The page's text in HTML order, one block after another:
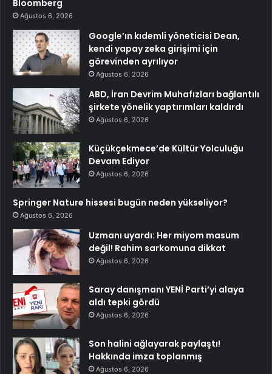
Bloomberg
Ağustos 6, 2026
Google’ın kıdemli yöneticisi Dean,
kendi yapay zeka girişimi için
görevinden ayrılıyor
Ağustos 6, 2026
ABD, İran Devrim Muhafızları bağlantılı
şirkete yönelik yaptırımları kaldırdı
Ağustos 6, 2026
Küçükçekmece’de Kültür Yolculuğu
Devam Ediyor
Ağustos 6, 2026
Springer Nature hissesi bugün neden yükseliyor?
Ağustos 6, 2026
Uzmanı uyardı: Her miyom masum
değil! Rahim sarkomuna dikkat
Ağustos 6, 2026
Saray danışmanı YENİ Parti’yi alaya
aldı tepki gördü
Ağustos 6, 2026
Son halini ağlayarak paylaştı!
Hakkında imza toplanmış
Ağustos 6, 2026